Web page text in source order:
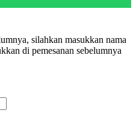
silahkan masukkan nama
di pemesanan sebelumnya